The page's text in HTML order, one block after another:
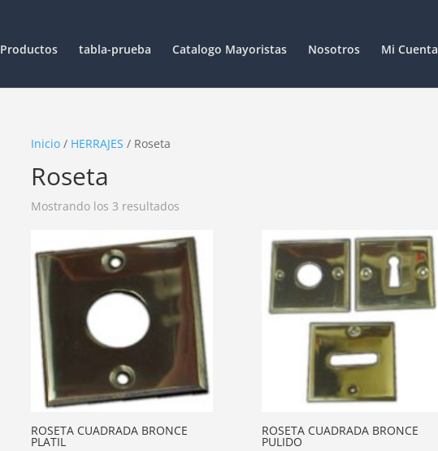
Productos tabla-prueba Catalogo Mayoristas Nosotros Mi Cuenta
Inicio/ HERRAJES / Roseta
Roseta
Mostrando los 3 resultados
ROSETA CUADRADA BRONCE
PLATIL
ROSETA CUADRADA BRONCE
PULIDO